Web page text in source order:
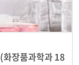
화장품과학과 18